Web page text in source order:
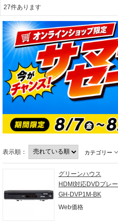
27件あります
表示順： カテゴリー
グリーンハウス
HDMI対応DVDプレ
GH-DVP1M-BK
Web価格